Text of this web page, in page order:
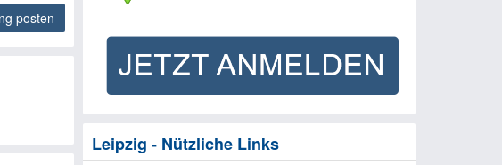
posten
Leipzig - Nützliche Links